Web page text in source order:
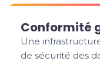
Conformité
Une
de sécurité des